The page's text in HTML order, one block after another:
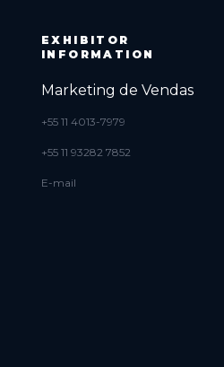
EXHIBITOR
INFORMATION
Marketing de Vendas
+55 11 4013-7979
+55 11 93282 7852
E-mail